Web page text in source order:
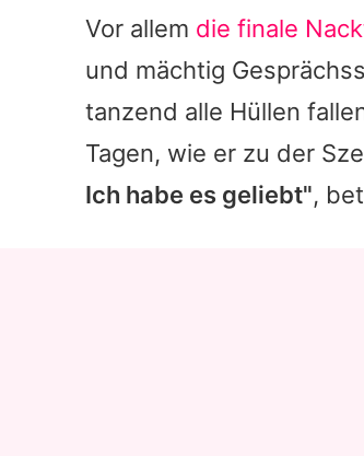
Vor allem die finale
und mächtig
tanzend alle Hüllen
Tagen, wie er zu der
Ich habe es geliebt",